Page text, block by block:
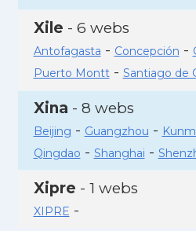
Xile - 6 webs
Antofagasta - Concepción -
Puerto Montt- Santiago de
Xina - 8 webs
Beijing - Guangzhou -
Qingdao - Shanghai -
Xipre - 1 webs
XIPRE -